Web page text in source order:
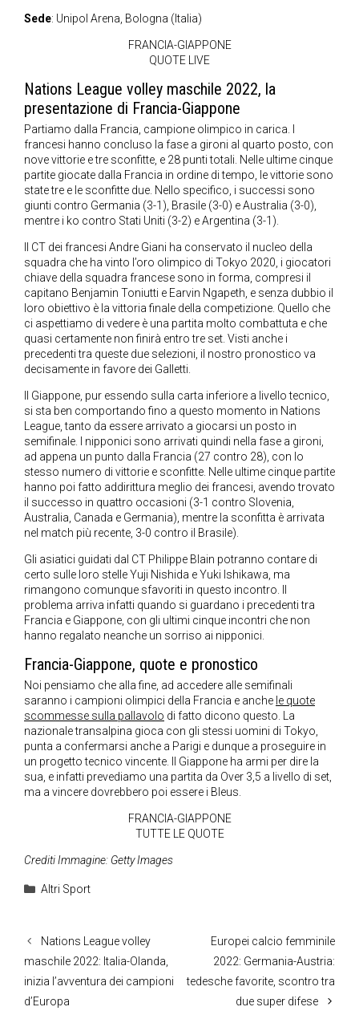
Sede: Unipol Arena, Bologna (Italia)
FRANCIA-GIAPPONE
QUOTE LIVE
Nations League volley maschile 2022, la
presentazione di Francia-Giappone
Partiamo dalla Francia, campione olimpico in carica. I
francesi hanno concluso la fase a gironi al quarto posto, con
nove vittorie e tre sconfitte, e 28 punti totali. Nelle ultime cinque
partite giocate dalla Francia in ordine di tempo, le vittorie sono
state tre e le sconfitte due. Nello specifico, i successi sono
giunti contro Germania (3-1), Brasile (3-0) e Australia (3-0),
mentre i ko contro Stati Uniti (3-2) e Argentina (3-1).
Il CT dei francesi Andre Giani ha conservato il nucleo della
squadra che ha vinto l’oro olimpico di Tokyo 2020, i giocatori
chiave della squadra francese sono in forma, compresi il
capitano Benjamin Toniutti e Earvin Ngapeth, e senza dubbio il
loro obiettivo è la vittoria finale della competizione. Quello che
ci aspettiamo di vedere è una partita molto combattuta e che
quasi certamente non finirà entro tre set. Visti anche i
precedenti tra queste due selezioni, il nostro pronostico va
decisamente in favore dei Galletti.
Il Giappone, pur essendo sulla carta inferiore a livello tecnico,
si sta ben comportando fino a questo momento in Nations
League, tanto da essere arrivato a giocarsi un posto in
semifinale. I nipponici sono arrivati quindi nella fase a gironi,
ad appena un punto dalla Francia (27 contro 28), con lo
stesso numero di vittorie e sconfitte. Nelle ultime cinque partite
hanno poi fatto addirittura meglio dei francesi, avendo trovato
il successo in quattro occasioni (3-1 contro Slovenia,
Australia, Canada e Germania), mentre la sconfitta è arrivata
nel match più recente, 3-0 contro il Brasile).
Gli asiatici guidati dal CT Philippe Blain potranno contare di
certo sulle loro stelle Yuji Nishida e Yuki Ishikawa, ma
rimangono comunque sfavoriti in questo incontro. Il
problema arriva infatti quando si guardano i precedenti tra
Francia e Giappone, con gli ultimi cinque incontri che non
hanno regalato neanche un sorriso ai nipponici.
Francia-Giappone, quote e pronostico
Noi pensiamo che alla fine, ad accedere alle semifinali
saranno i campioni olimpici della Francia e anche le quote
scommesse sulla pallavolo di fatto dicono questo. La
nazionale transalpina gioca con gli stessi uomini di Tokyo,
punta a confermarsi anche a Parigi e dunque a proseguire in
un progetto tecnico vincente. Il Giappone ha armi per dire la
sua, e infatti prevediamo una partita da Over 3,5 a livello di set,
ma a vincere dovrebbero poi essere i Bleus.
FRANCIA-GIAPPONE
TUTTE LE QUOTE
Crediti Immagine: Getty Images
Categorie
Altri Sport
Nations League volley
maschile 2022: Italia-Olanda,
inizia l’avventura dei campioni
d’Europa
Europei calcio femminile
2022: Germania-Austria:
tedesche favorite, scontro tra
due super difese